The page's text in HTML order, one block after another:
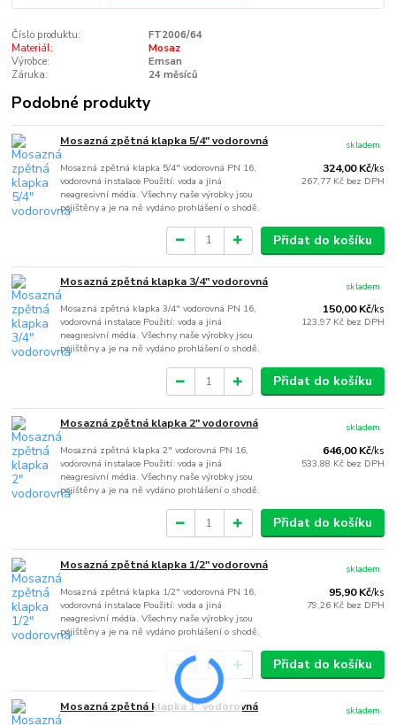
Číslo produktu:
FT2006/64
Materiál:
Mosaz
Výrobce:
Emsan
Záruka:
24 měsíců
Podobné produkty
Mosazná zpětná klapka 5/4" vodorovná
Mosazná zpětná klapka 5/4" vodorovná PN 16,
vodorovná instalace Použití: voda a jiná
neagresivní média. Všechny naše výrobky jsou
pojištěny a je na ně vydáno prohlášení o shodě.
324,00 Kč/ks
267,77 Kč bez DPH
skladem
Přidat do košíku
Mosazná zpětná klapka 3/4" vodorovná
Mosazná zpětná klapka 3/4" vodorovná PN 16,
vodorovná instalace Použití: voda a jiná
neagresivní média. Všechny naše výrobky jsou
pojištěny a je na ně vydáno prohlášení o shodě.
150,00 Kč/ks
123,97 Kč bez DPH
skladem
Přidat do košíku
Mosazná zpětná klapka 2" vodorovná
Mosazná zpětná klapka 2" vodorovná PN 16,
vodorovná instalace Použití: voda a jiná
neagresivní média. Všechny naše výrobky jsou
pojištěny a je na ně vydáno prohlášení o shodě.
646,00 Kč/ks
533,88 Kč bez DPH
skladem
Přidat do košíku
Mosazná zpětná klapka 1/2" vodorovná
Mosazná zpětná klapka 1/2" vodorovná PN 16,
vodorovná instalace Použití: voda a jiná
neagresivní média. Všechny naše výrobky jsou
pojištěny a je na ně vydáno prohlášení o shodě.
95,90 Kč/ks
79,26 Kč bez DPH
skladem
Přidat do košíku
Mosazná zpětná klapka 1" vodorovná skladem